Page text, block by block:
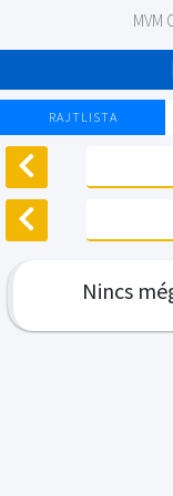
MVM
RAJTLISTA
Nincs